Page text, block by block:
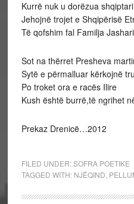
Kurrë nuk u dorëzua shqiptari
Jehojnë trojet e Shqipërisë
Të qofshim fal Familja Jashari
Sot na thërret Presheva
Sytë e përmalluar kërkojnë
Po troket ora e racës Ilire
Kush është burrë,të ngrihet
Prekaz Drenicë…2012
FILED UNDER:SOFRA POETIKE
TAGGED WITH: NJËQIND